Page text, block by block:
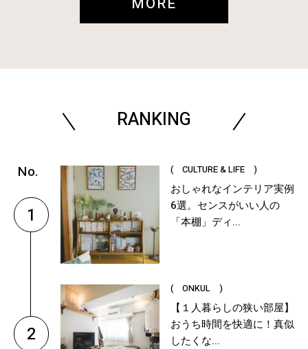
RANKING
1
( CULTURE & LIFE )
おしゃれなインテリア実例
6選。センスがいい人の
「本棚」ディ...
2
( ONKUL )
【１人暮らしの狭い部屋】
おうち時間を快適に！真似
したくな...